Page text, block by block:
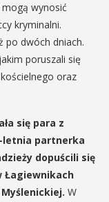
mogą wynosić
kryminalni.
po dwóch dniach.
poruszali się
oraz
się para z
letnia partnerka
dopuścili się
Łagiewnikach
W